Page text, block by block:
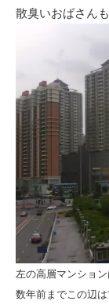
散臭いおばさんも
左の高層マンショ
数年前までこの辺